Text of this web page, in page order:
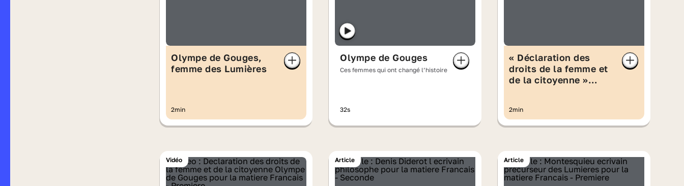
Olympe de Gouges,
femme des Lumières
2min
Olympe de Gouges
Ces femmes qui ont changé l’histoire
32s
« Déclaration des
droits de la femme et
de la citoyenne »
2min
Vidéo Article Article